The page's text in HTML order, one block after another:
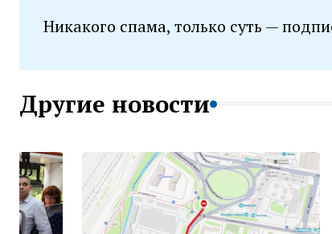
Никакого спама, только суть —
Другие новости